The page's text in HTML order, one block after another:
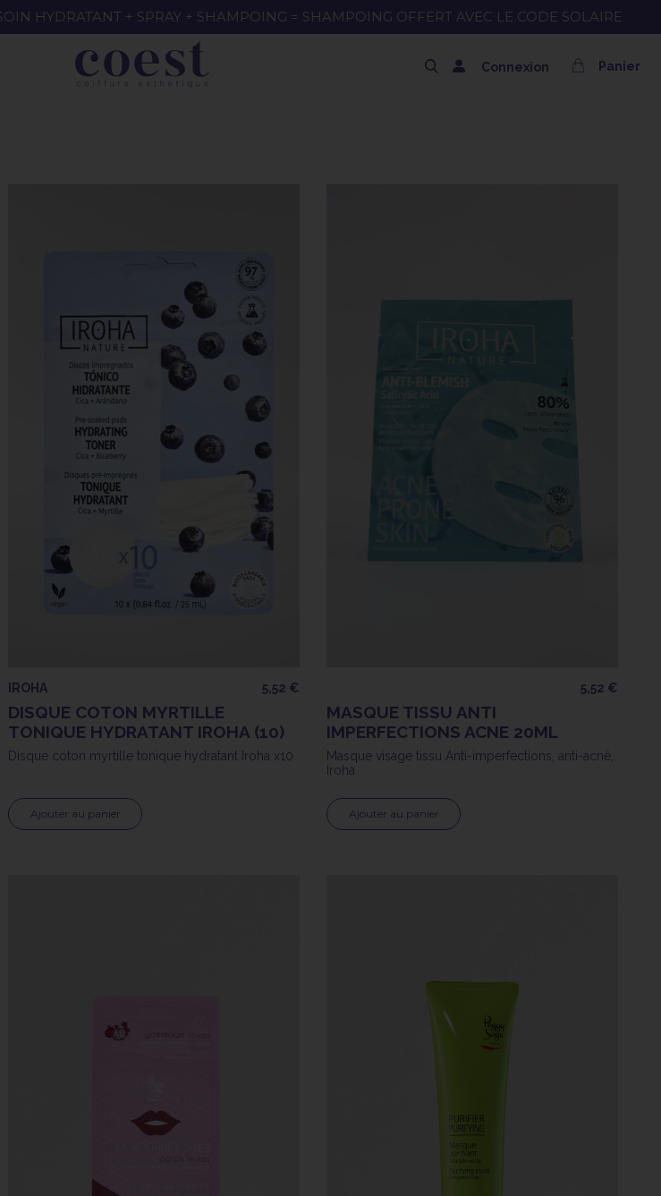
+ SPRAY + SHAMPOING = SHAMPOING OFFERT AVEC LE CODE SOLAIRE
Connexion Panier
IROHA 5,52 €
DISQUE COTON MYRTILLE
TONIQUE HYDRATANT IROHA (10)
Disque coton myrtille tonique hydratant Iroha x10
Ajouter au panier
5,52 €
MASQUE TISSU ANTI
IMPERFECTIONS ACNE 20ML
Masque visage tissu Anti-imperfections, anti-acné,
Iroha
Ajouter au panier